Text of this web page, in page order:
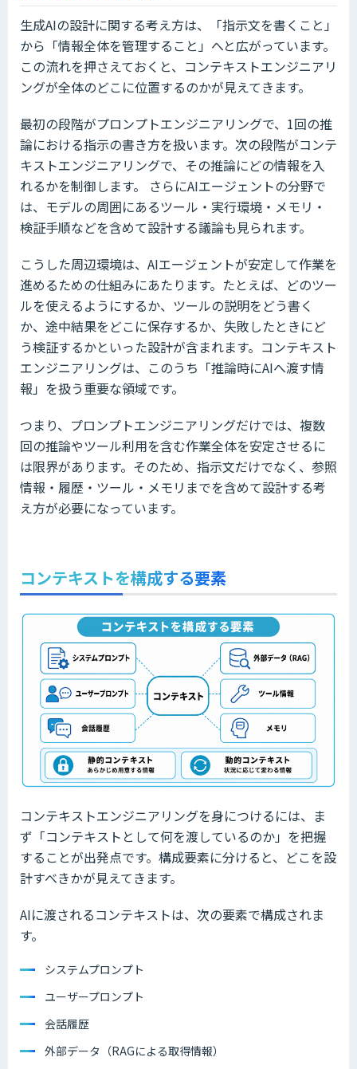
生成AIの設計に関する考え方は、「指示文を書くこと」
から「情報全体を管理すること」へと広がっています。
この流れを押さえておくと、コンテキストエンジニアリ
ングが全体のどこに位置するのかが見えてきます。
最初の段階がプロンプトエンジニアリングで、1回の推
論における指示の書き方を扱います。次の段階がコンテ
キストエンジニアリングで、その推論にどの情報を入
れるかを制御します。 さらにAIエージェントの分野で
は、モデルの周囲にあるツール・実行環境・メモリ・
検証手順などを含めて設計する議論も見られます。
こうした周辺環境は、AIエージェントが安定して作業を
進めるための仕組みにあたります。たとえば、どのツー
ルを使えるようにするか、ツールの説明をどう書く
か、途中結果をどこに保存するか、失敗したときにど
う検証するかといった設計が含まれます。コンテキスト
エンジニアリングは、このうち「推論時にAIへ渡す情
報」を扱う重要な領域です。
つまり、プロンプトエンジニアリングだけでは、複数
回の推論やツール利用を含む作業全体を安定させるに
は限界があります。そのため、指示文だけでなく、参照
情報・履歴・ツール・メモリまでを含めて設計する考
え方が必要になっています。
コンテキストを構成する要素
コンテキストエンジニアリングを身につけるには、ま
ず「コンテキストとして何を渡しているのか」を把握
することが出発点です。構成要素に分けると、どこを設
計すべきかが見えてきます。
AIに渡されるコンテキストは、次の要素で構成されま
す。
システムプロンプト
ユーザープロンプト
会話履歴
外部データ（RAGによる取得情報）